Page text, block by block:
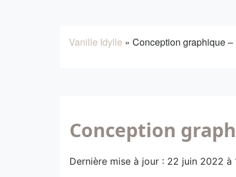
Vanille Idylle » Conception graphique
Conception
Dernière mise à jour : 22 juin 2022